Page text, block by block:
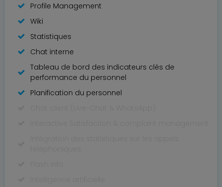
Profile Management
Wiki
Statistiques
Chat interne
Tableau de bord des indicateurs clés de
performance du personnel
Planification du personnel